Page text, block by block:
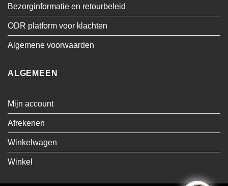
Bezorginformatie en retourbeleid
ODR platform voor klachten
Algemene voorwaarden
ALGEMEEN
Mijn account
Afrekenen
Winkelwagen
Winkel